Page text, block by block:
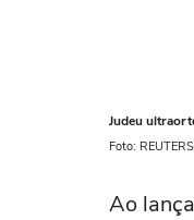
Judeu
Foto:
Ao